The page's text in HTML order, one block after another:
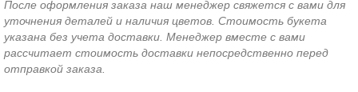
После оформления заказа наш менеджер свяжется с вами для
уточнения деталей и наличия цветов. Стоимость букета
указана без учета доставки. Менеджер вместе с вами
рассчитает стоимость доставки непосредственно перед
отправкой заказа.